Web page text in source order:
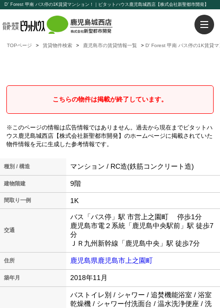
D' Forest 甲南 バス停の1K賃貸マンション！｜ピタットハウス鹿児島城西店【株式会社新聖都市開発】
TOPページ 賃貸物件検索 鹿児島市の賃貸情報一覧 D' Forest 甲南 バス停の1K賃貸マ
こちらの物件は掲載が終了しています。
※このページの情報は広告情報ではありません。過去から現在までピタットハ
ウス鹿児島城西店【株式会社新聖都市開発】のホームぺージに掲載されていた
物件情報を元に生成した参考情報です。
種別 / 構造 マンション / RC造(鉄筋コンクリート造)
建物階建 9階
間取り一例 1K
交通
バス「バス停」駅 市営上之園町 停歩1分
鹿児島市電２系統「鹿児島中央駅前」駅 徒歩7
分
ＪＲ九州新幹線「鹿児島中央」駅 徒歩7分
住所 鹿児島県鹿児島市上之園町
築年月 2018年11月
バストイレ別 / シャワー / 追焚機能浴室 / 浴室
乾燥機 / シャワー付洗面台 / 温水洗浄便座 / 洗